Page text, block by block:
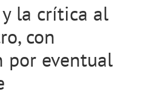
la crítica al
con
por eventual